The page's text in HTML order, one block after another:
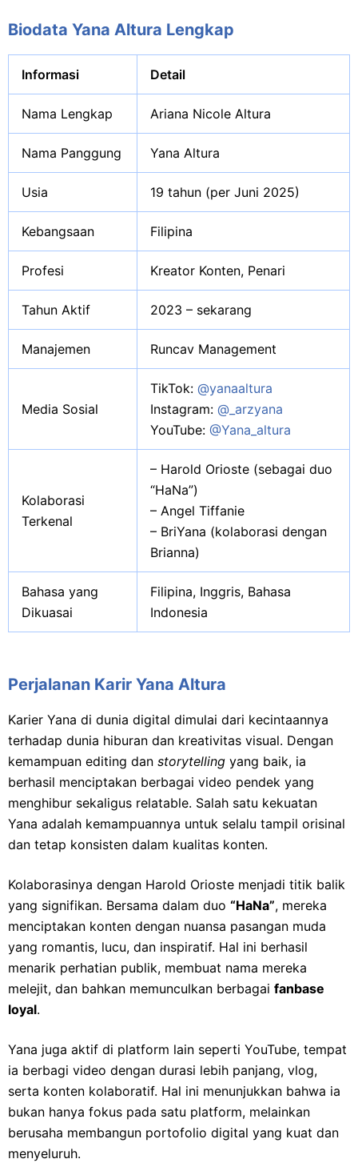
Biodata Yana Altura Lengkap
Informasi Detail
Nama Lengkap Ariana Nicole Altura
Nama Panggung Yana Altura
Usia 19 tahun (per Juni 2025)
Kebangsaan Filipina
Profesi Kreator Konten, Penari
Tahun Aktif 2023 – sekarang
Manajemen Runcav Management
Media Sosial
TikTok: @yanaaltura
Instagram: @_arzyana
YouTube: @Yana_altura
Kolaborasi
Terkenal
– Harold Orioste (sebagai duo
“HaNa”)
– Angel Tiffanie
– BriYana (kolaborasi dengan
Brianna)
Bahasa yang
Dikuasai
Filipina, Inggris, Bahasa
Indonesia
Perjalanan Karir Yana Altura
Karier Yana di dunia digital dimulai dari kecintaannya
terhadap dunia hiburan dan kreativitas visual. Dengan
kemampuan editing dan storytelling yang baik, ia
berhasil menciptakan berbagai video pendek yang
menghibur sekaligus relatable. Salah satu kekuatan
Yana adalah kemampuannya untuk selalu tampil orisinal
dan tetap konsisten dalam kualitas konten.
Kolaborasinya dengan Harold Orioste menjadi titik balik
yang signifikan. Bersama dalam duo “HaNa”, mereka
menciptakan konten dengan nuansa pasangan muda
yang romantis, lucu, dan inspiratif. Hal ini berhasil
menarik perhatian publik, membuat nama mereka
melejit, dan bahkan memunculkan berbagai fanbase
loyal.
Yana juga aktif di platform lain seperti YouTube, tempat
ia berbagi video dengan durasi lebih panjang, vlog,
serta konten kolaboratif. Hal ini menunjukkan bahwa ia
bukan hanya fokus pada satu platform, melainkan
berusaha membangun portofolio digital yang kuat dan
menyeluruh.